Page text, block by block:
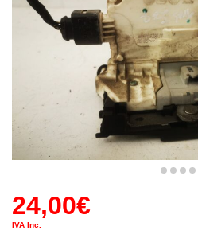
24,00€
IVA Inc.